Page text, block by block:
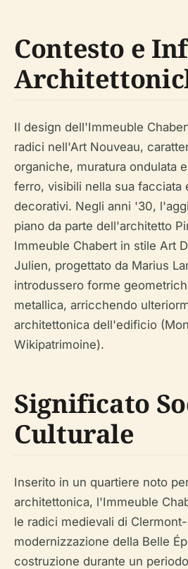
Contesto e
Il design dell'Immeuble
radici nell'Art Nouveau,
organiche, muratura ondulata
ferro, visibili nella sua facciata
decorativi. Negli anni '30,
piano da parte dell'architetto
Immeuble Chabert in stile Art
Julien, progettato da Marius
introdussero forme
metallica, arricchendo
architettonica dell'edificio
Wikipatrimoine).
Significato
Culturale
Inserito in un quartiere noto
architettonica, l'Immeuble
le radici medievali di
modernizzazione della Belle
costruzione durante un